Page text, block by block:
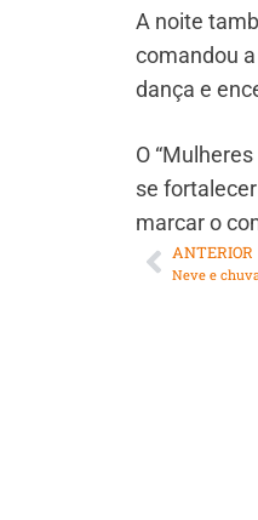
A noite
comandou
dança e
O
se
marcar o
ANTERIOR